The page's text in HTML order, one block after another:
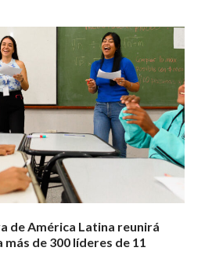
de América Latina reunirá
más de 300 líderes de 11